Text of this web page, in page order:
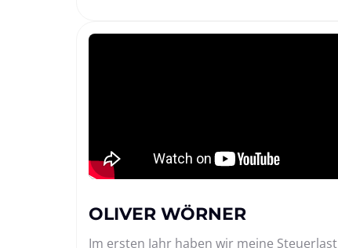
OLIVER WÖRNER
Im ersten Jahr haben wir meine Steuerlast